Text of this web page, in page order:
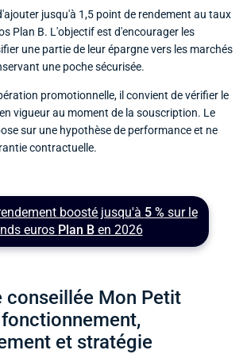
jusqu'à 1,5 point de rendement au taux
Plan B. L'objectif est d'encourager les
une partie de leur épargne vers les marchés
une poche sécurisée.
promotionnelle, il convient de vérifier le
vigueur au moment de la souscription. Le
sur une hypothèse de performance et ne
contractuelle.
boosté jusqu'à 5 % sur le
euros Plan Ben 2026
conseillée Mon Petit
et stratégie